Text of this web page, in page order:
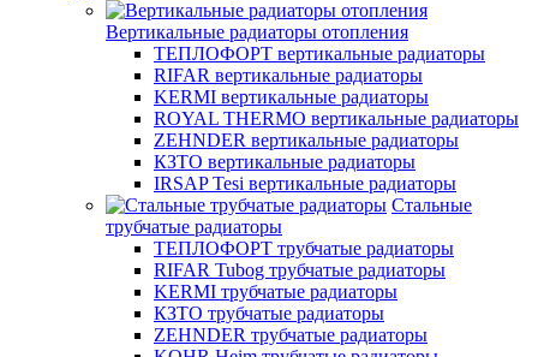
Вертикальные радиаторы отопления
ТЕПЛОФОРТ вертикальные радиаторы
RIFAR вертикальные радиаторы
KERMI вертикальные радиаторы
ROYAL THERMO вертикальные радиаторы
ZEHNDER вертикальные радиаторы
КЗТО вертикальные радиаторы
IRSAP Tesi вертикальные радиаторы
Стальные
трубчатые радиаторы
ТЕПЛОФОРТ трубчатые радиаторы
RIFAR Tubog трубчатые радиаторы
KERMI трубчатые радиаторы
КЗТО трубчатые радиаторы
ZEHNDER трубчатые радиаторы